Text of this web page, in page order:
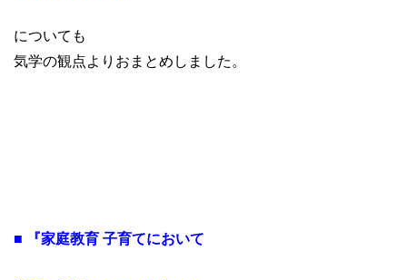
についても
気学の観点よりおまとめしました。
■ 『家庭教育 子育てにおいて